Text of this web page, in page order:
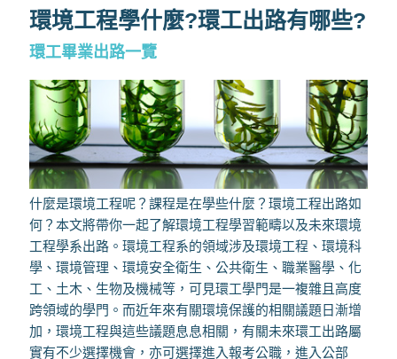
環境工程學什麼?環工出路有哪些?
環工畢業出路一覽
什麼是環境工程呢？課程是在學些什麼？環境工程出路如
何？本文將帶你一起了解環境工程學習範疇以及未來環境
工程學系出路。環境工程系的領域涉及環境工程、環境科
學、環境管理、環境安全衛生、公共衛生、職業醫學、化
工、土木、生物及機械等，可見環工學門是一複雜且高度
跨領域的學門。而近年來有關環境保護的相關議題日漸增
加，環境工程與這些議題息息相關，有關未來環工出路屬
實有不少選擇機會，亦可選擇進入報考公職，進入公部